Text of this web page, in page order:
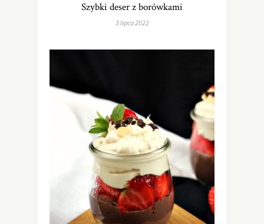
Szybki deser z borówkami
3 lipca 2022